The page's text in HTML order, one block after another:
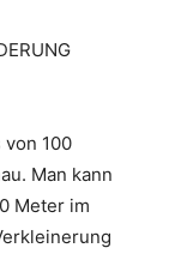
100
Man kann
Meter im